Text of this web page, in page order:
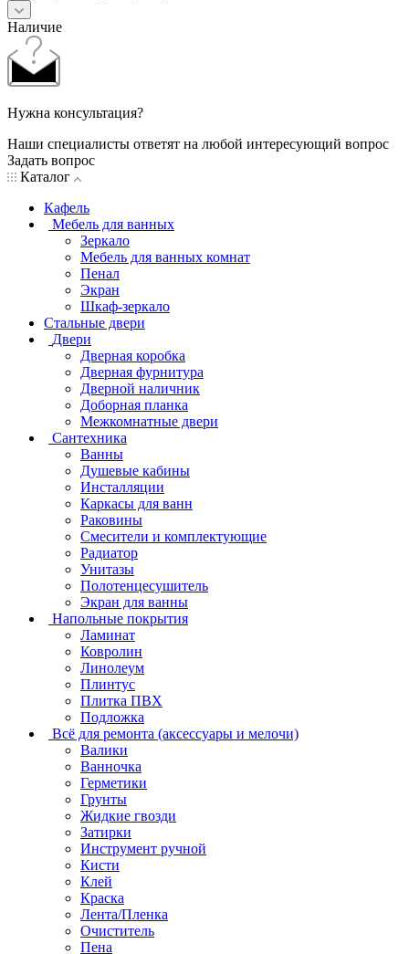
Наличие
Нужна консультация?
Наши специалисты ответят на любой интересующий вопрос
Задать вопрос
Каталог
Кафель
Мебель для ванных
Зеркало
Мебель для ванных комнат
Пенал
Экран
Шкаф-зеркало
Стальные двери
Двери
Дверная коробка
Дверная фурнитура
Дверной наличник
Доборная планка
Межкомнатные двери
Сантехника
Ванны
Душевые кабины
Инсталляции
Каркасы для ванн
Раковины
Смесители и комплектующие
Радиатор
Унитазы
Полотенцесушитель
Экран для ванны
Напольные покрытия
Ламинат
Ковролин
Линолеум
Плинтус
Плитка ПВХ
Подложка
Всё для ремонта (аксессуары и мелочи)
Валики
Ванночка
Герметики
Грунты
Жидкие гвозди
Затирки
Инструмент ручной
Кисти
Клей
Краска
Лента/Пленка
Очиститель
Пена